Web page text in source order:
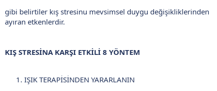
gibi belirtiler kış stresinu mevsimsel duygu değişikliklerinden
ayıran etkenlerdir.
KIŞ STRESİNA KARŞI ETKİLİ 8 YÖNTEM
IŞIK TERAPİSİNDEN YARARLANIN